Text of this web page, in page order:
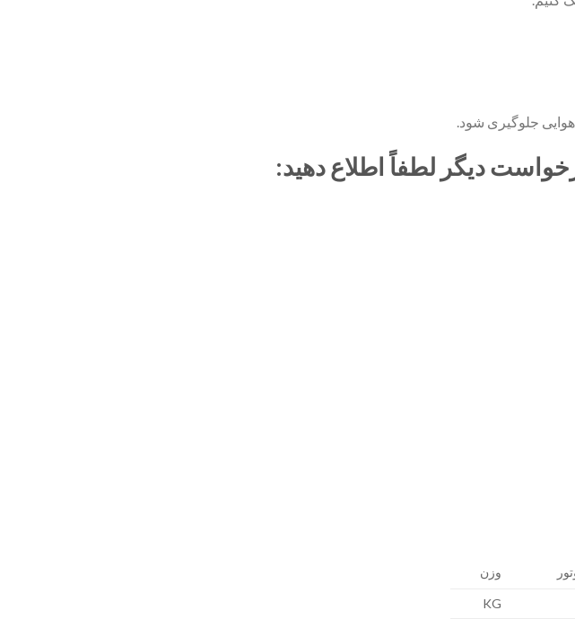
جلوگیری شود.
دیگر لطفاً اطلاع دهید:
وزن
KG